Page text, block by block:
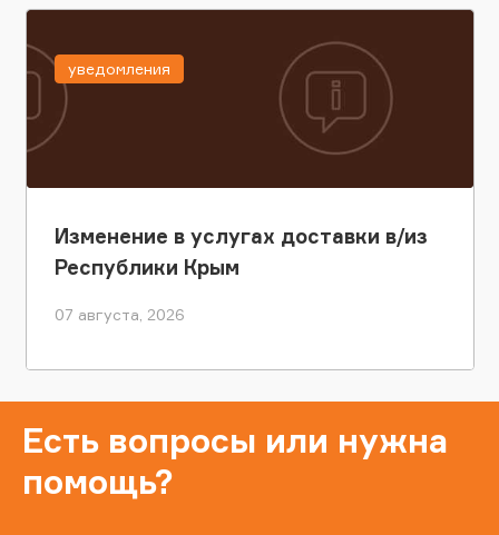
Изменение в услугах доставки в/из
Республики Крым
07 августа, 2026
уведомления
Есть вопросы или нужна
помощь?